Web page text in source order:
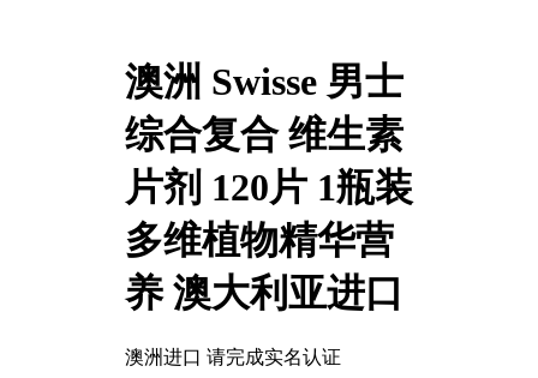
澳洲 Swisse 男士
综合复合 维生素
片剂 120片 1瓶装
多维植物精华营
养 澳大利亚进口
澳洲进口 请完成实名认证